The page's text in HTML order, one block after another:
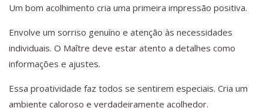
Um bom acolhimento cria uma primeira impressão positiva.
Envolve um sorriso genuíno e atenção às necessidades
individuais. O Maître deve estar atento a detalhes como
informações e ajustes.
Essa proatividade faz todos se sentirem especiais. Cria um
ambiente caloroso e verdadeiramente acolhedor.